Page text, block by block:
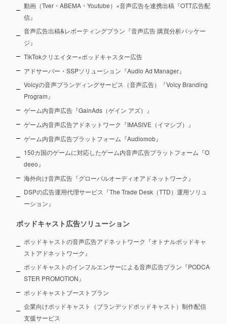
動画（Tver・ABEMA・Youtube）×音声広告を連携出稿『OTT広告配
信』
音声広告出稿&レポーティングプラン『音声広告 購買分析パッケー
ジ』
TikTokクリエイター×ポッドキャスター広告
アドサーバー・SSPソリューション『Audio Ad Manager』
Voicyの音声ブランディングサービス（音声広告）『Voicy Branding
Program』
ゲーム内音声広告『GainAds（ゲイン アズ）』
ゲーム内音声広告アドネットワーク『IMASIVE（イマシブ）』
ゲーム内音声広告プラットフォーム『Audiomob』
150カ国のゲームに対応したゲーム内音声広告プラットフォーム『O
deeo』
海外向け音声広告『グローバルオーディオアドネットワーク』
DSPの広告運用代理サービス『The Trade Desk（TTD）運用ソリュ
ーション』
ポッドキャスト広告ソリューション
ポッドキャストの音声広告アドネットワーク『オトナルポッドキャ
ストアドネットワーク』
ポッドキャストのインフルエンサーによる音声広告プラン『PODCA
STER PROMOTION』
ポッドキャストブーストプラン
企業向けポッドキャスト（ブランデッドポッドキャスト）制作配信
支援サービス